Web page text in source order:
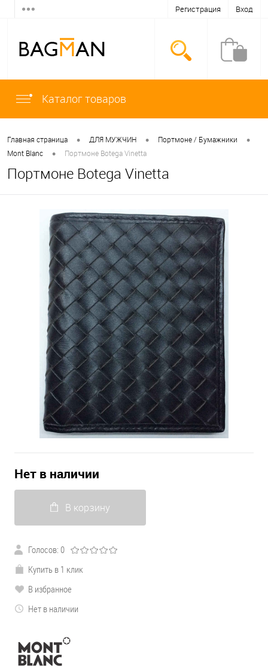
Регистрация Вход
Каталог товаров
Главная страница • ДЛЯ МУЖЧИН • Портмоне / Бумажники •
Mont Blanc • Портмоне Botega Vinetta
Портмоне Botega Vinetta
Нет в наличии
В корзину
Голосов: 0
Купить в 1 клик
В избранное
Нет в наличии